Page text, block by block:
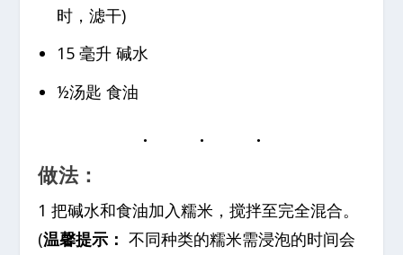
时，滤干)
15 毫升 碱水
½汤匙 食油
做法：
1 把碱水和食油加入糯米，搅拌至完全混合。
(温馨提示： 不同种类的糯米需浸泡的时间会